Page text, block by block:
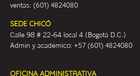
ventas: (601) 4824080
SEDE CHICÓ
Calle 98 # 22-64 local 4 (Bogotá D.C.)
Admin y académico: +57 (601) 4824080
OFICINA ADMINISTRATIVA